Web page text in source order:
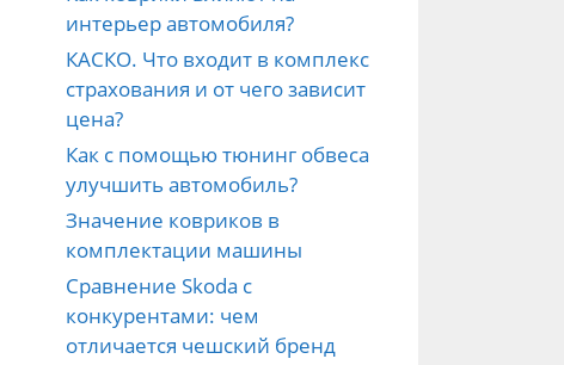
интерьер автомобиля?
КАСКО. Что входит в комплекс
страхования и от чего зависит
цена?
Как с помощью тюнинг обвеса
улучшить автомобиль?
Значение ковриков в
комплектации машины
Сравнение Skoda с
конкурентами: чем
отличается чешский бренд